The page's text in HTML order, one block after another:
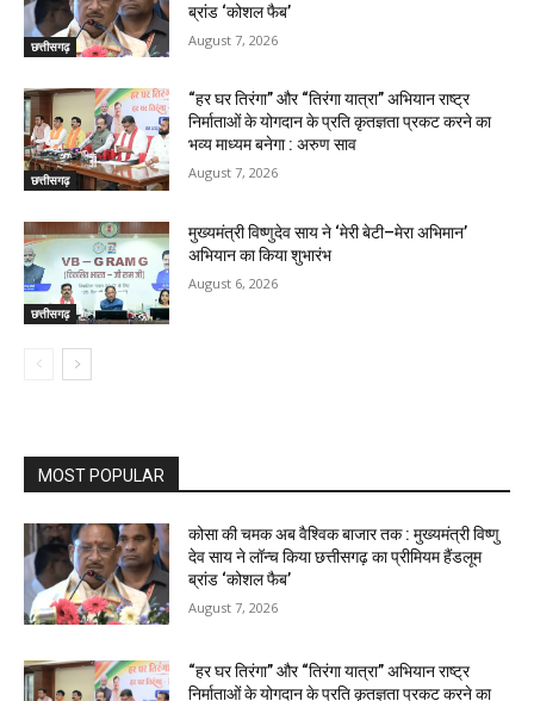
छत्तीसगढ़
ब्रांड ‘कोशल फैब’
August 7, 2026
छत्तीसगढ़
“हर घर तिरंगा” और “तिरंगा यात्रा” अभियान राष्ट्र
निर्माताओं के योगदान के प्रति कृतज्ञता प्रकट करने का
भव्य माध्यम बनेगा : अरुण साव
August 7, 2026
छत्तीसगढ़
मुख्यमंत्री विष्णुदेव साय ने ‘मेरी बेटी–मेरा अभिमान’
अभियान का किया शुभारंभ
August 6, 2026
MOST POPULAR
कोसा की चमक अब वैश्विक बाजार तक : मुख्यमंत्री विष्णु
देव साय ने लॉन्च किया छत्तीसगढ़ का प्रीमियम हैंडलूम
ब्रांड ‘कोशल फैब’
August 7, 2026
“हर घर तिरंगा” और “तिरंगा यात्रा” अभियान राष्ट्र
निर्माताओं के योगदान के प्रति कृतज्ञता प्रकट करने का